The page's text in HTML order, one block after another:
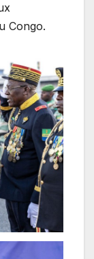
Congo.